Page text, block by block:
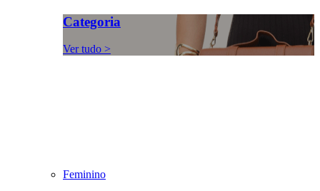
Categoria
Ver tudo >
Feminino